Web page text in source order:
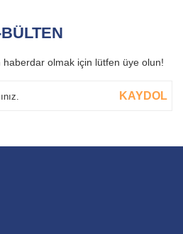
haberdar olmak için lütfen üye olun!
KAYDOL